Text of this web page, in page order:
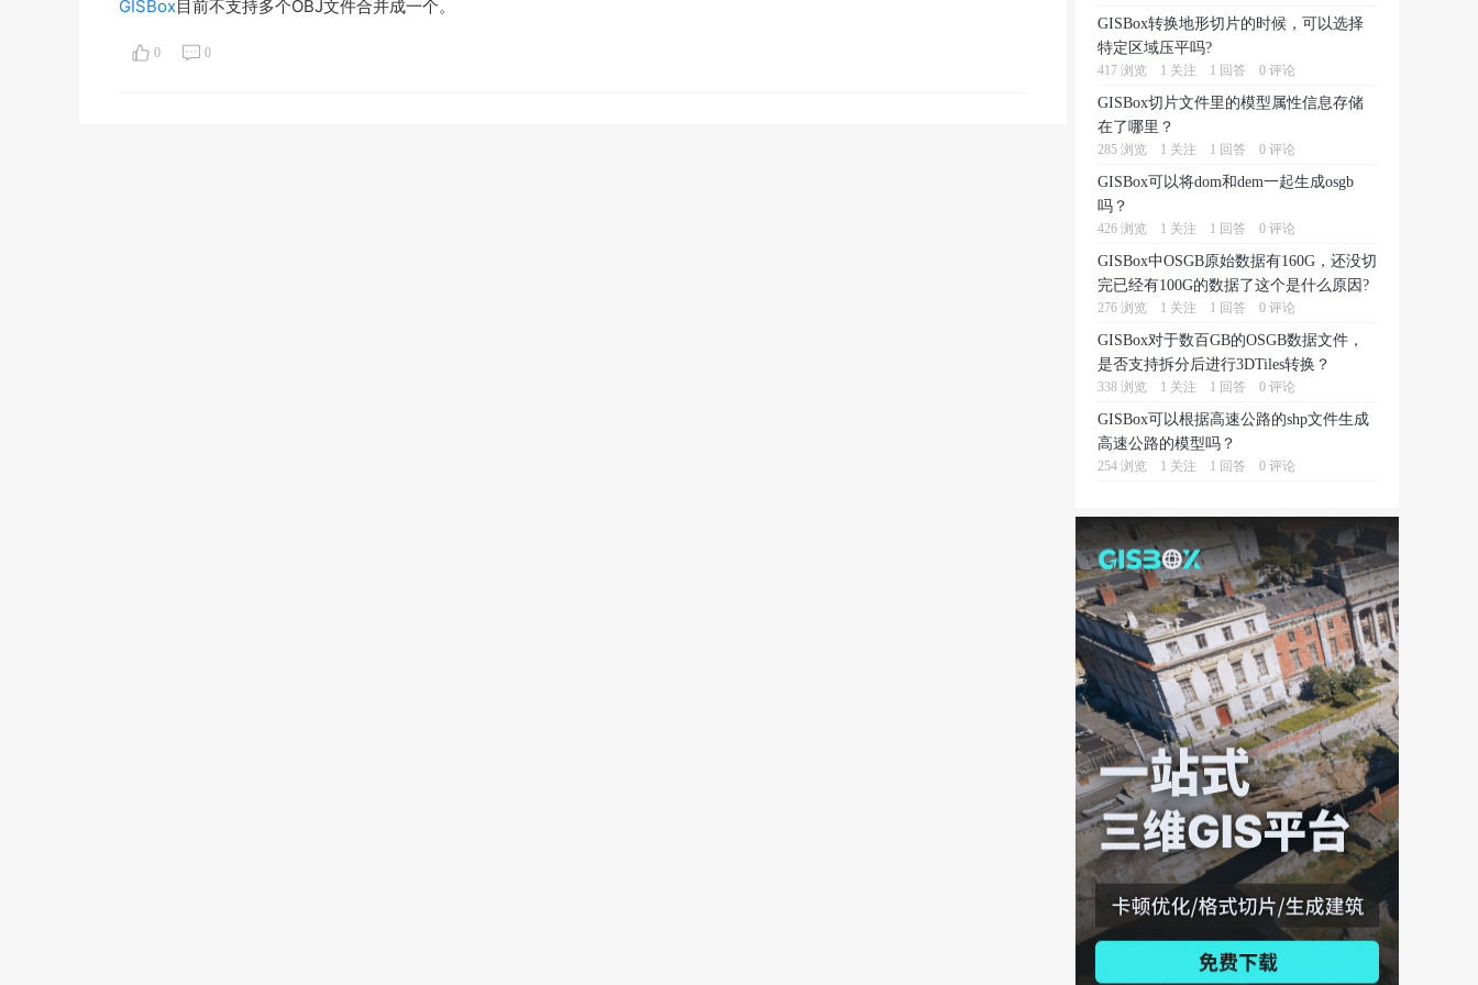
GISBox目前不支持多个OBJ文件合并成一个。
0 0
GISBox转换地形切片的时候，可以选择
特定区域压平吗?
417 浏览 1 关注 1 回答 0 评论
GISBox切片文件里的模型属性信息存储
在了哪里？
285 浏览 1 关注 1 回答 0 评论
GISBox可以将dom和dem一起生成osgb
吗？
426 浏览 1 关注 1 回答 0 评论
GISBox中OSGB原始数据有160G，还没切
完已经有100G的数据了这个是什么原因?
276 浏览 1 关注 1 回答 0 评论
GISBox对于数百GB的OSGB数据文件，
是否支持拆分后进行3DTiles转换？
338 浏览 1 关注 1 回答 0 评论
GISBox可以根据高速公路的shp文件生成
高速公路的模型吗？
254 浏览 1 关注 1 回答 0 评论